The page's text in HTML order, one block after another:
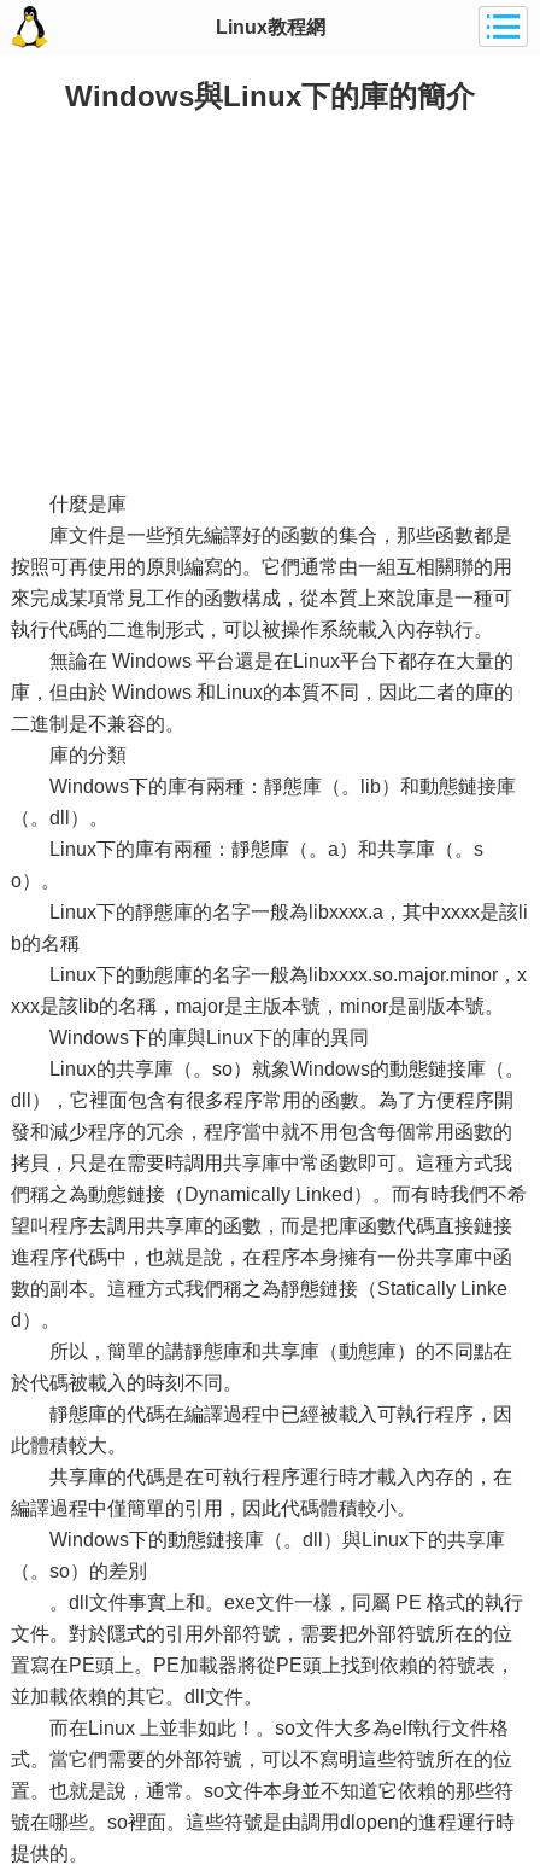
Linux教程網
Windows與Linux下的庫的簡介
什麼是庫
庫文件是一些預先編譯好的函數的集合，那些函數都是
按照可再使用的原則編寫的。它們通常由一組互相關聯的用
來完成某項常見工作的函數構成，從本質上來說庫是一種可
執行代碼的二進制形式，可以被操作系統載入內存執行。
無論在 Windows 平台還是在Linux平台下都存在大量的
庫，但由於 Windows 和Linux的本質不同，因此二者的庫的
二進制是不兼容的。
庫的分類
Windows下的庫有兩種：靜態庫（。lib）和動態鏈接庫
（。dll）。
Linux下的庫有兩種：靜態庫（。a）和共享庫（。s
o）。
Linux下的靜態庫的名字一般為libxxxx.a，其中xxxx是該li
b的名稱
Linux下的動態庫的名字一般為libxxxx.so.major.minor，x
xxx是該lib的名稱，major是主版本號，minor是副版本號。
Windows下的庫與Linux下的庫的異同
Linux的共享庫（。so）就象Windows的動態鏈接庫（。
dll），它裡面包含有很多程序常用的函數。為了方便程序開
發和減少程序的冗余，程序當中就不用包含每個常用函數的
拷貝，只是在需要時調用共享庫中常函數即可。這種方式我
們稱之為動態鏈接（Dynamically Linked）。而有時我們不希
望叫程序去調用共享庫的函數，而是把庫函數代碼直接鏈接
進程序代碼中，也就是說，在程序本身擁有一份共享庫中函
數的副本。這種方式我們稱之為靜態鏈接（Statically Linke
d）。
所以，簡單的講靜態庫和共享庫（動態庫）的不同點在
於代碼被載入的時刻不同。
靜態庫的代碼在編譯過程中已經被載入可執行程序，因
此體積較大。
共享庫的代碼是在可執行程序運行時才載入內存的，在
編譯過程中僅簡單的引用，因此代碼體積較小。
Windows下的動態鏈接庫（。dll）與Linux下的共享庫
（。so）的差別
。dll文件事實上和。exe文件一樣，同屬 PE 格式的執行
文件。對於隱式的引用外部符號，需要把外部符號所在的位
置寫在PE頭上。PE加載器將從PE頭上找到依賴的符號表，
並加載依賴的其它。dll文件。
而在Linux 上並非如此！。so文件大多為elf執行文件格
式。當它們需要的外部符號，可以不寫明這些符號所在的位
置。也就是說，通常。so文件本身並不知道它依賴的那些符
號在哪些。so裡面。這些符號是由調用dlopen的進程運行時
提供的。